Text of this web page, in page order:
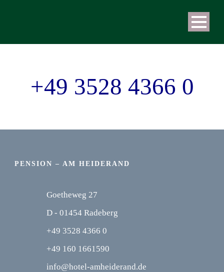
+49 3528 4366 0
PENSION – AM HEIDERAND
Goetheweg 27
D - 01454 Radeberg
+49 3528 4366 0
+49 160 1661590
info@hotel-amheiderand.de